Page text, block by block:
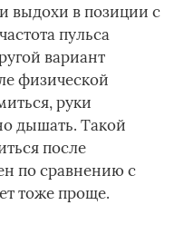
выдохи в позиции с
пульса
вариант
физической
руки
дышать. Такой
после
по сравнению с
тоже проще.